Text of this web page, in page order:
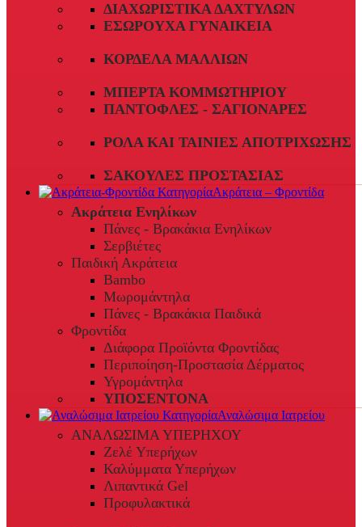
ΔΙΑΧΩΡΙΣΤΙΚΆ ΔΑΧΤΎΛΩΝ
ΕΣΏΡΟΥΧΑ ΓΥΝΑΙΚΕΊΑ
ΚΟΡΔΈΛΑ ΜΑΛΛΙΏΝ
ΜΠΈΡΤΑ ΚΟΜΜΩΤΗΡΊΟΥ
ΠΑΝΤΌΦΛΕΣ - ΣΑΓΙΟΝΆΡΕΣ
ΡΟΛΆ ΚΑΙ ΤΑΙΝΊΕΣ ΑΠΟΤΡΊΧΩΣΗΣ
ΣΑΚΟΎΛΕΣ ΠΡΟΣΤΑΣΊΑΣ
Ακράτεια – Φροντίδα
Ακράτεια Ενηλίκων
Πάνες - Βρακάκια Ενηλίκων
Σερβιέτες
Παιδική Ακράτεια
Bambo
Μωρομάντηλα
Πάνες - Βρακάκια Παιδικά
Φροντίδα
Διάφορα Προϊόντα Φροντίδας
Περιποίηση-Προστασία Δέρματος
Υγρομάντηλα
ΥΠΟΣΕΝΤΟΝΑ
Αναλώσιμα Ιατρείου
ΑΝΑΛΩΣΙΜΑ ΥΠΕΡΗΧΟΥ
Ζελέ Υπερήχων
Καλύμματα Υπερήχων
Λιπαντικά Gel
Προφυλακτικά